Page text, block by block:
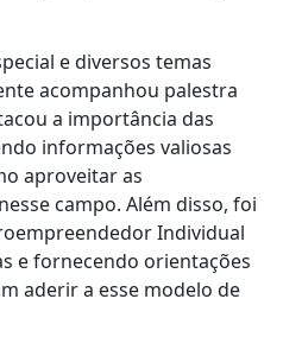
e diversos temas
acompanhou palestra
a importância das
informações valiosas
aproveitar as
campo. Além disso, foi
Individual
e fornecendo orientações
aderir a esse modelo de